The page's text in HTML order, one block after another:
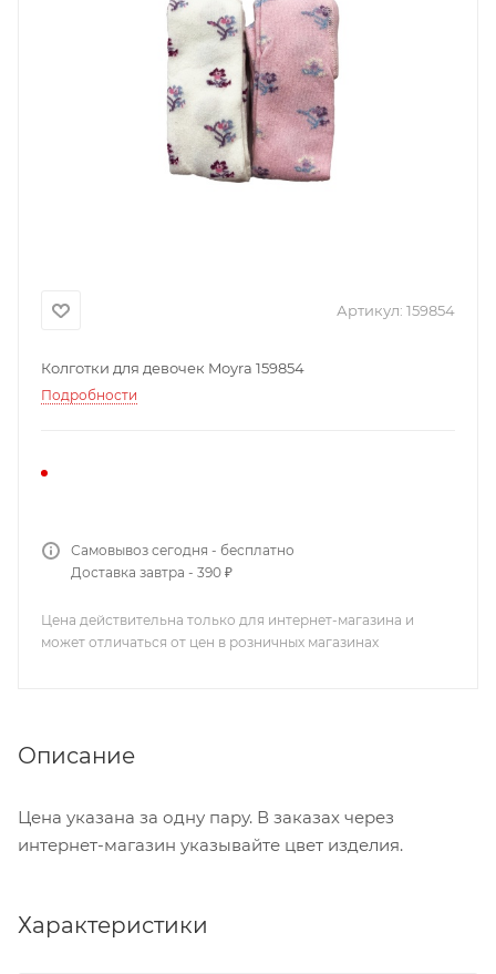
Артикул: 159854
Колготки для девочек Moyra 159854
Подробности
Самовывоз сегодня - бесплатно
Доставка завтра - 390 ₽
Цена действительна только для интернет-магазина и
может отличаться от цен в розничных магазинах
Описание
Цена указана за одну пару. В заказах через
интернет-магазин указывайте цвет изделия.
Характеристики